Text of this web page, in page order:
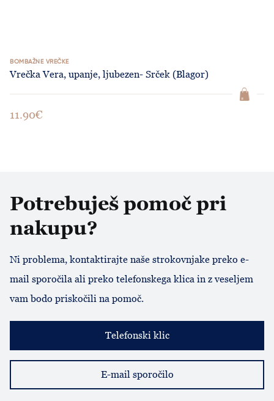
BOMBAŽNE VREČKE
Vrečka Vera, upanje, ljubezen- Srček (Blagor)
11.90€
Potrebuješ pomoč pri
nakupu?
Ni problema, kontaktirajte naše strokovnjake preko e-
mail sporočila ali preko telefonskega klica in z veseljem
vam bodo priskočili na pomoč.
Telefonski klic
E-mail sporočilo